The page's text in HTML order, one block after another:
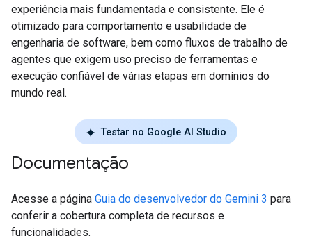
experiência mais fundamentada e consistente. Ele é
otimizado para comportamento e usabilidade de
engenharia de software, bem como fluxos de trabalho de
agentes que exigem uso preciso de ferramentas e
execução confiável de várias etapas em domínios do
mundo real.
Testar no Google AI Studio
Documentação
Acesse a página Guia do desenvolvedor do Gemini 3 para
conferir a cobertura completa de recursos e
funcionalidades.